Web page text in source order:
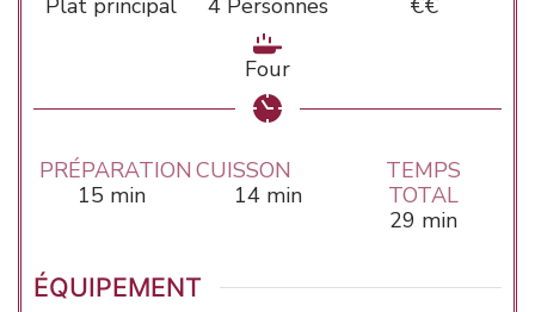
Plat principal 4 Personnes €€
Four
PRÉPARATION
15minutes
min
CUISSON
14minutes
min
TEMPS
TOTAL
29 minutes
min
ÉQUIPEMENT